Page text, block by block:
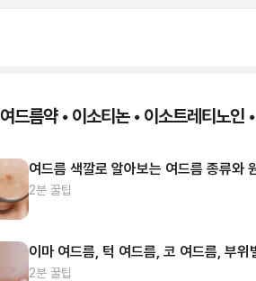
드름약 • 이소티논 • 이소트레티노인
여드름 색깔로 알아보는 여드름 종류와
2분 꿀팁
이마 여드름, 턱 여드름, 코 여드름, 부
2분 꿀팁